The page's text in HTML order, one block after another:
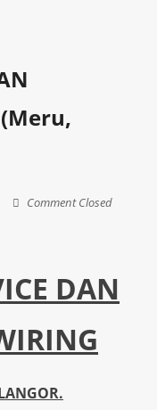
(Meru,
Comment Closed
DAN